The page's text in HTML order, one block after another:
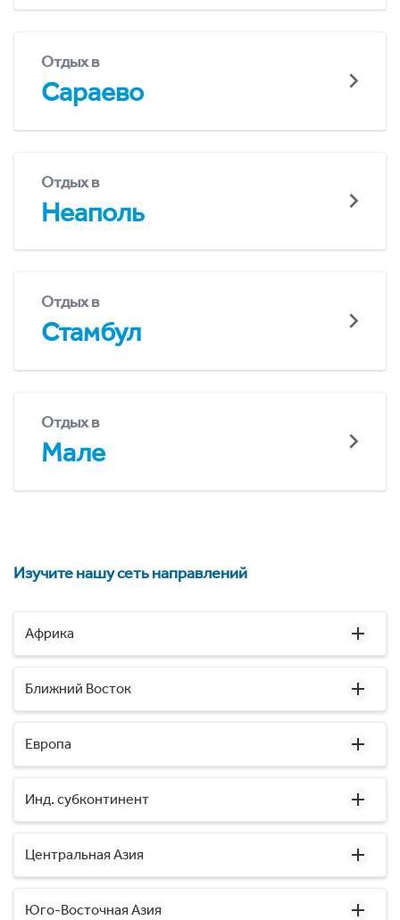
Отдых в
Сараево
Отдых в
Неаполь
Отдых в
Стамбул
Отдых в
Мале
Изучите нашу сеть направлений
Африка
Ближний Восток
Европа
Инд. субконтинент
Центральная Азия
Юго-Восточная Азия